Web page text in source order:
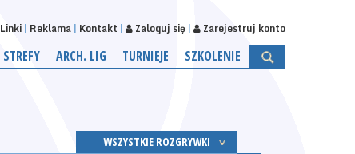
Linki Reklama Kontakt Zaloguj się Zarejestruj konto
STREFY ARCH. LIG TURNIEJE SZKOLENIE
WSZYSTKIE ROZGRYWKI